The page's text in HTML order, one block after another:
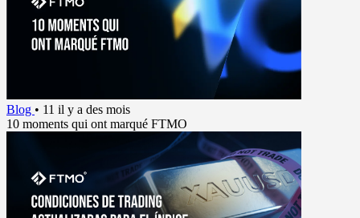
Blog • 11 il y a des mois
10 moments qui ont marqué FTMO